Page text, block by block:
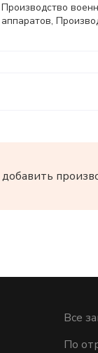
Производство
аппаратов,
Все
По